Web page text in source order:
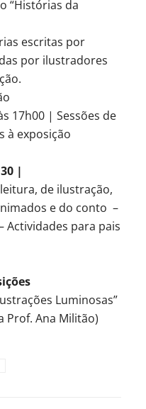
“Histórias da
escritas por
por ilustradores
17h00 | Sessões de
à exposição
|
de ilustração,
e do conto –
Actividades para pais
Luminosas”
Prof. Ana Militão)